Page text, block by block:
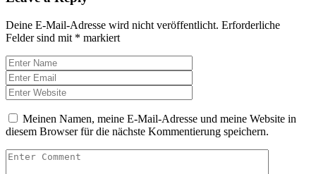
Deine E-Mail-Adresse wird nicht veröffentlicht. Erforderliche
Felder sind mit * markiert
Meinen Namen, meine E-Mail-Adresse und meine Website in
diesem Browser für die nächste Kommentierung speichern.